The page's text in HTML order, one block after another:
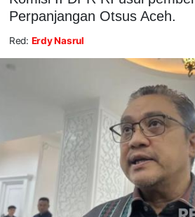
Perpanjangan Otsus Aceh.
Red: Erdy Nasrul